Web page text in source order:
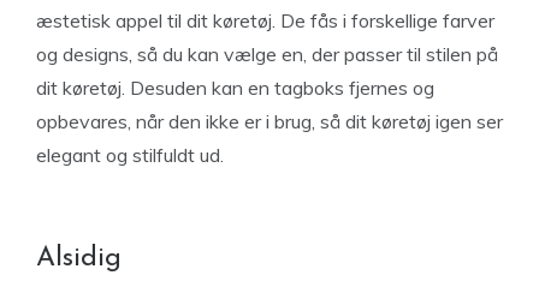
æstetisk appel til dit køretøj. De fås i forskellige farver
og designs, så du kan vælge en, der passer til stilen på
dit køretøj. Desuden kan en tagboks fjernes og
opbevares, når den ikke er i brug, så dit køretøj igen ser
elegant og stilfuldt ud.
Alsidig